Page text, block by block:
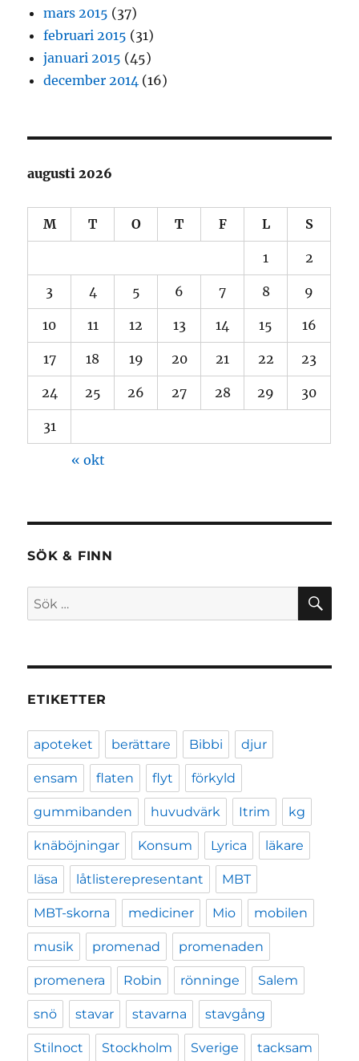
mars 2015 (37)
februari 2015 (31)
januari 2015 (45)
december 2014 (16)
augusti 2026
M T O T F L S
1 2
3 4 5 6 7 8 9
10 11 12 13 14 15 16
17 18 19 20 21 22 23
24 25 26 27 28 29 30
31
« okt
SÖK & FINN
Sök
efter:
ETIKETTER
apoteket berättare Bibbi djur
ensam flaten flyt förkyld
gummibanden huvudvärk Itrim kg
knäböjningar Konsum Lyrica läkare
läsa låtlisterepresentant MBT
MBT-skorna mediciner Mio mobilen
musik promenad promenaden
promenera Robin rönninge Salem
snö stavar stavarna stavgång
Stilnoct Stockholm Sverige tacksam